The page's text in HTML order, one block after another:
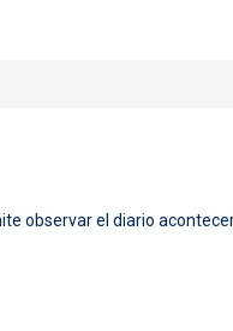
observar el diario